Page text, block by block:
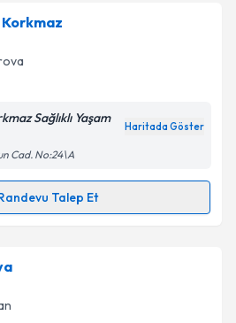
Sağlıklı Yaşam
Haritada Göster
Cad. No:24\A
Talep Et
Talebi
randevu almanız için bir
e-posta ile bilgilendireceğiz.